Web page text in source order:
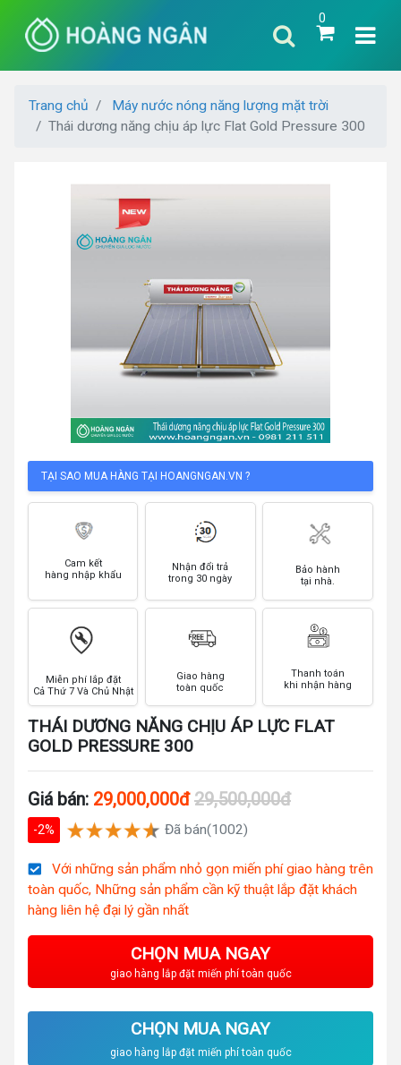
0
Trang chủ
Máy nước nóng năng lượng mặt trời
Thái dương năng chịu áp lực Flat Gold Pressure 300
TẠI SAO MUA HÀNG TẠI HOANGNGAN.VN ?
Cam kết
hàng nhập khẩu
Nhận đổi trả
trong 30 ngày
Bảo hành
tại nhà.
Miễn phí lắp đặt
Cả Thứ 7 Và Chủ Nhật
Giao hàng
toàn quốc
Thanh toán
khi nhận hàng
THÁI DƯƠNG NĂNG CHỊU ÁP LỰC FLAT
GOLD PRESSURE 300
Giá bán: 29,000,000đ 29,500,000đ
-2% Đã bán(1002)
Với những sản phẩm nhỏ gọn miến phí giao hàng trên
toàn quốc, Những sản phẩm cần kỹ thuật lắp đặt khách
hàng liên hệ đại lý gần nhất
CHỌN MUA NGAY
giao hàng lắp đặt miến phí toàn quốc
CHỌN MUA NGAY
giao hàng lắp đặt miến phí toàn quốc